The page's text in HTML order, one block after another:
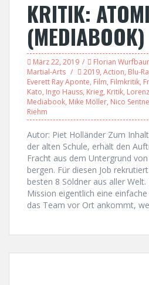
KRITIK:
(MEDIABOOK)
März 22, 2019 Florian
Martial-Arts
2019, Action, Blu-
Everett Ray Aponte, Film, Filmkritik,
Kato, Ingo Hauss, Krieg, Kritik,
Mediabook, Mike Möller, Nico
Riehm
Autor: Piet Holländer Zum
der alten Schule, erhält den
Fracht aus dem Untergrund
bergen. Für diesen Job
besten 8 Söldner aus aller
Mission eigentlich eine
das Team vor Ort ankommt,